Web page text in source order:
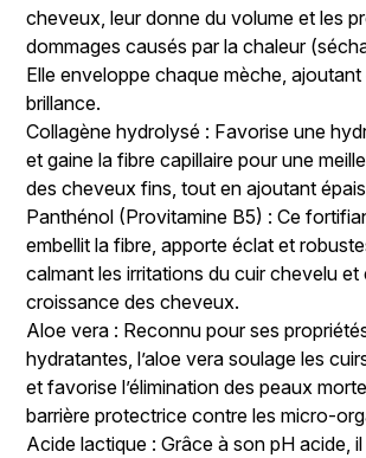
cheveux, leur donne du volume et les
dommages causés par la chaleur
Elle enveloppe chaque mèche,
brillance.
Collagène hydrolysé : Favorise une
et gaine la fibre capillaire pour une
des cheveux fins, tout en ajoutant
Panthénol (Provitamine B5) : Ce
embellit la fibre, apporte éclat et
calmant les irritations du cuir chevelu
croissance des cheveux.
Aloe vera : Reconnu pour ses
hydratantes, l’aloe vera soulage les
et favorise l’élimination des peaux
barrière protectrice contre les micro-
Acide lactique : Grâce à son pH acide,